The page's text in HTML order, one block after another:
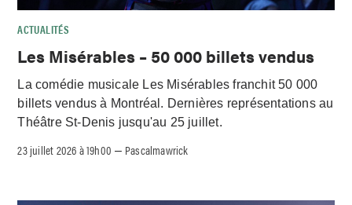
ACTUALITÉS
Les Misérables – 50 000 billets vendus
La comédie musicale Les Misérables franchit 50 000
billets vendus à Montréal. Dernières représentations au
Théâtre St-Denis jusqu'au 25 juillet.
23 juillet 2026 à 19h00 – Pascalmawrick